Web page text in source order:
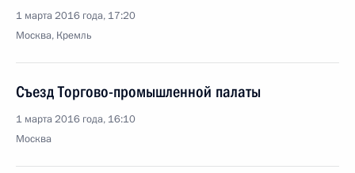
1 марта 2016 года, 17:20
Москва, Кремль
Съезд Торгово-промышленной палаты
1 марта 2016 года, 16:10
Москва